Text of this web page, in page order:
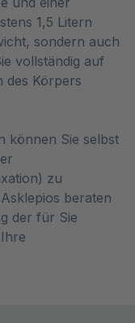
1,5 Litern
sondern auch
vollständig auf
des Körpers
können Sie selbst
zu
beraten
der für Sie